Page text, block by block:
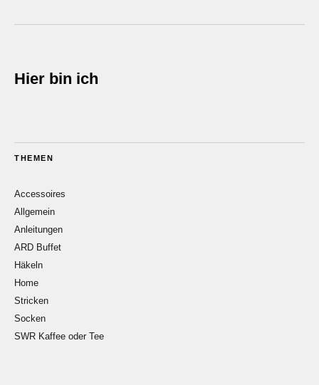
Hier bin ich
THEMEN
Accessoires
Allgemein
Anleitungen
ARD Buffet
Häkeln
Home
Stricken
Socken
SWR Kaffee oder Tee